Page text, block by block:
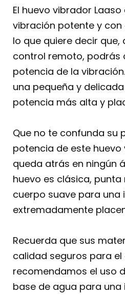
El huevo vibrador
vibración potente y
lo que quiere decir que,
control remoto, podrás
potencia de la
una pequeña y
potencia más alta y
Que no te confunda su
potencia de este huevo
queda atrás en ningún
huevo es clásica,
cuerpo suave para una
extremadamente
Recuerda que sus
calidad seguros para el
recomendamos el uso
base de agua para una